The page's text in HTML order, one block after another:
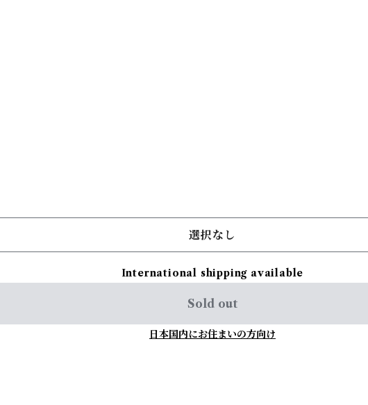
選択なし
International shipping available
Sold out
日本国内にお住まいの方向け